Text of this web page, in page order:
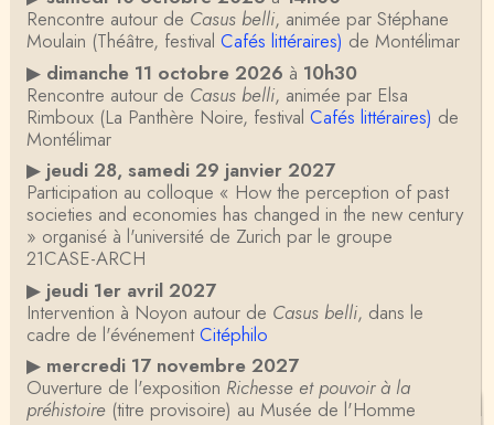
Rencontre autour de Casus belli, animée par Stéphane
Moulain (Théâtre, festival Cafés littéraires) de Montélimar
▶ dimanche 11 octobre 2026 à 10h30
Rencontre autour de Casus belli, animée par Elsa
Rimboux (La Panthère Noire, festival Cafés littéraires) de
Montélimar
▶ jeudi 28, samedi 29 janvier 2027
Participation au colloque « How the perception of past
societies and economies has changed in the new century
» organisé à l'université de Zurich par le groupe
21CASE-ARCH
▶ jeudi 1er avril 2027
Intervention à Noyon autour de Casus belli, dans le
cadre de l'événementCitéphilo
▶ mercredi 17 novembre 2027
Ouverture de l'exposition Richesse et pouvoir à la
préhistoire(titre provisoire) au Musée de l'Homme